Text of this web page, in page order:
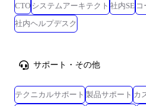
CTO システムアーキテクト 社内SE
社内ヘルプデスク
サポート・その他
テクニカルサポート 製品サポート カ